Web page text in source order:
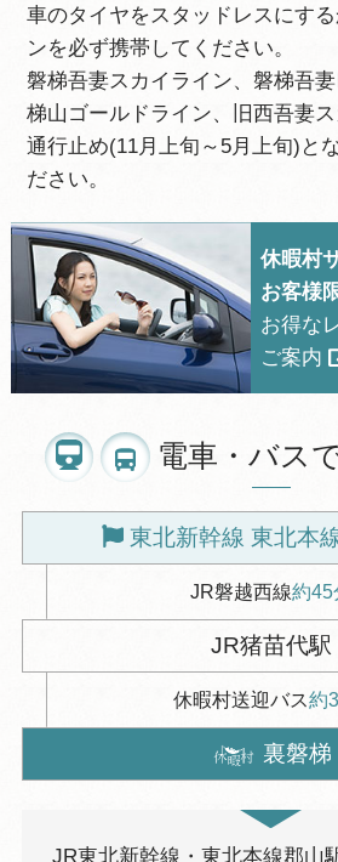
車のタイヤをスタッドレスにす
ンを必ず携帯してください。
磐梯吾妻スカイライン、磐梯吾
梯山ゴールドライン、旧西吾妻
通行止め(11月上旬～5月上旬)と
ださい。
休暇村
お客様
お得な
ご案内
電車・バス
東北新幹線 東北本
JR磐越西線約45
JR猪苗代駅
休暇村送迎バス約
裏磐梯
JR東北新幹線・東北本線郡山